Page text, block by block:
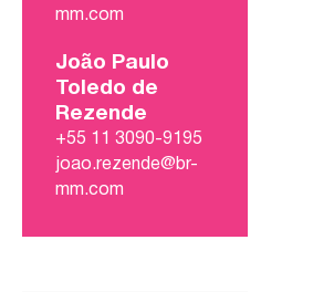
mm.com
João Paulo
Toledo de
Rezende
+55 11 3090-9195
joao.rezende@br-
mm.com